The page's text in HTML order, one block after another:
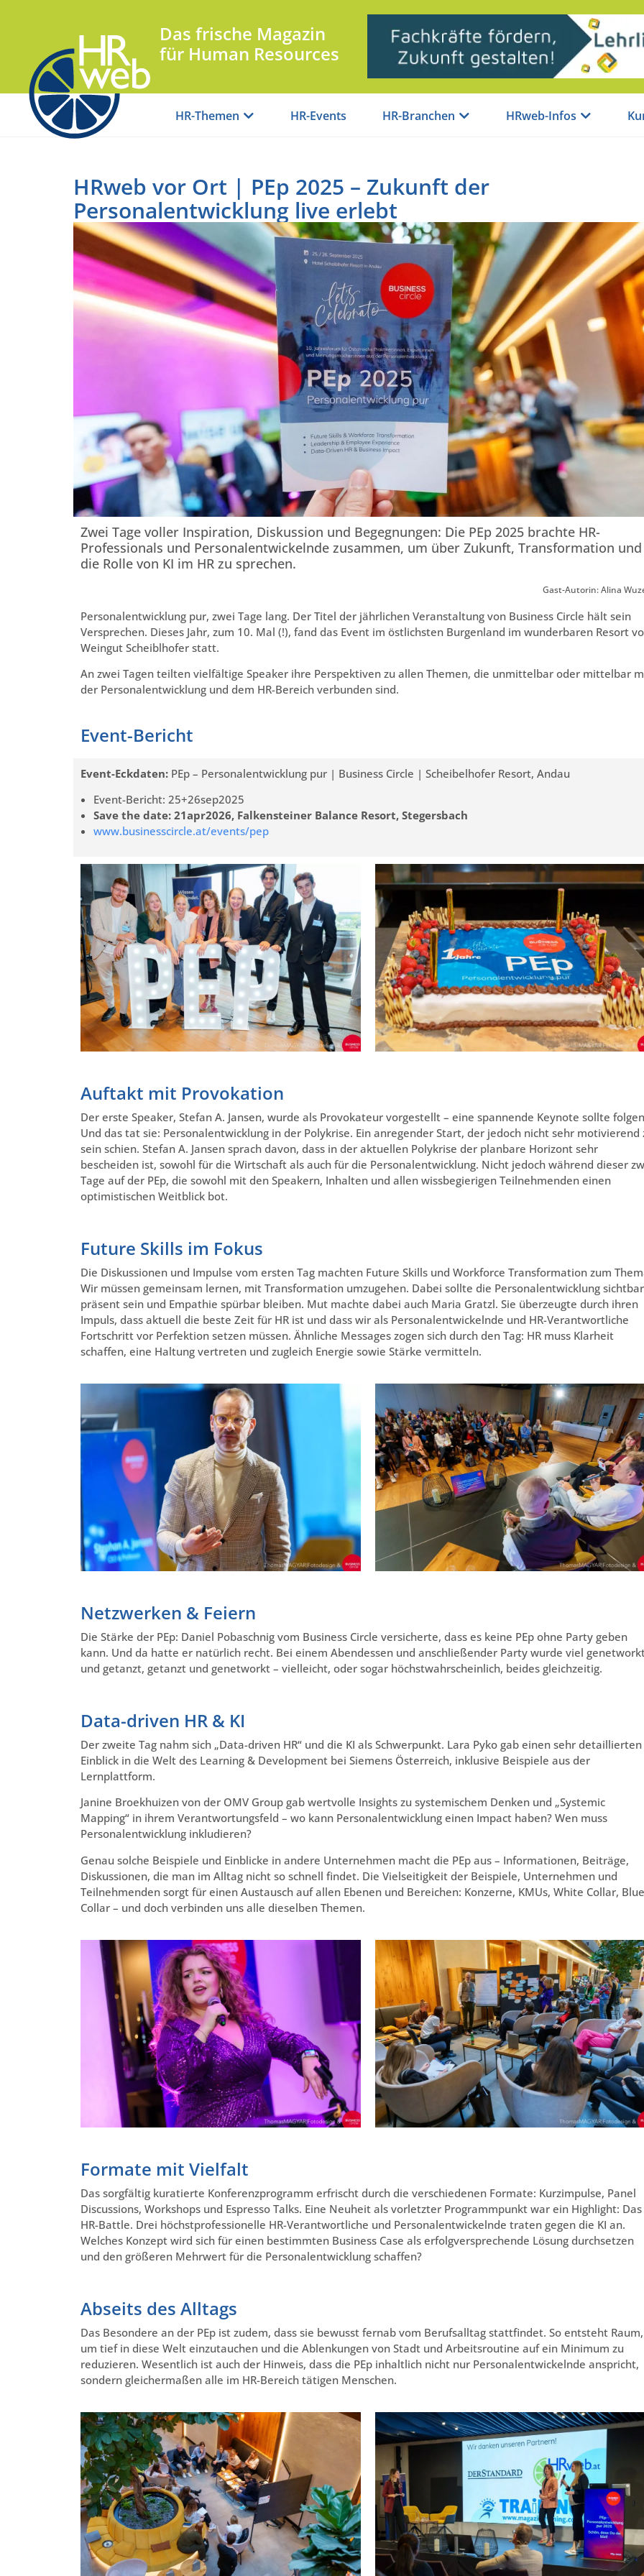
Das frische Magazin
für Human Resources
HR-Themen HR-Events HR-Branchen HRweb-Infos
HRweb vor Ort | PEp 2025 – Zukunft der
Personalentwicklung live erlebt
Zwei Tage voller Inspiration, Diskussion und Begegnungen: Die PEp 2025 brachte HR-
Professionals und Personalentwickelnde zusammen, um über Zukunft, Transformation und
die Rolle von KI im HR zu sprechen.
Gast-Autorin: Alina
Personalentwicklung pur, zwei Tage lang. Der Titel der jährlichen Veranstaltung von Business Circle hält sein
Versprechen. Dieses Jahr, zum 10. Mal (!), fand das Event im östlichsten Burgenland im wunderbaren Resort
Weingut Scheiblhofer statt.
An zwei Tagen teilten vielfältige Speaker ihre Perspektiven zu allen Themen, die unmittelbar oder mittelbar
der Personalentwicklung und dem HR-Bereich verbunden sind.
Event-Bericht
Event-Eckdaten: PEp – Personalentwicklung pur | Business Circle | Scheibelhofer Resort, Andau
Event-Bericht: 25+26sep2025
Save the date: 21apr2026, Falkensteiner Balance Resort, Stegersbach
www.businesscircle.at/events/pep
Auftakt mit Provokation
Der erste Speaker, Stefan A. Jansen, wurde als Provokateur vorgestellt – eine spannende Keynote sollte
Und das tat sie: Personalentwicklung in der Polykrise. Ein anregender Start, der jedoch nicht sehr motivierend
sein schien. Stefan A. Jansen sprach davon, dass in der aktuellen Polykrise der planbare Horizont sehr
bescheiden ist, sowohl für die Wirtschaft als auch für die Personalentwicklung. Nicht jedoch während dieser
Tage auf der PEp, die sowohl mit den Speakern, Inhalten und allen wissbegierigen Teilnehmenden einen
optimistischen Weitblick bot.
Future Skills im Fokus
Die Diskussionen und Impulse vom ersten Tag machten Future Skills und Workforce Transformation zum
Wir müssen gemeinsam lernen, mit Transformation umzugehen. Dabei sollte die Personalentwicklung sichtbar
präsent sein und Empathie spürbar bleiben. Mut machte dabei auch Maria Gratzl. Sie überzeugte durch ihren
Impuls, dass aktuell die beste Zeit für HR ist und dass wir als Personalentwickelnde und HR-Verantwortliche
Fortschritt vor Perfektion setzen müssen. Ähnliche Messages zogen sich durch den Tag: HR muss Klarheit
schaffen, eine Haltung vertreten und zugleich Energie sowie Stärke vermitteln.
Netzwerken & Feiern
Die Stärke der PEp: Daniel Pobaschnig vom Business Circle versicherte, dass es keine PEp ohne Party geben
kann. Und da hatte er natürlich recht. Bei einem Abendessen und anschließender Party wurde viel
und getanzt, getanzt und genetworkt – vielleicht, oder sogar höchstwahrscheinlich, beides gleichzeitig.
Data-driven HR & KI
Der zweite Tag nahm sich „Data-driven HR“ und die KI als Schwerpunkt. Lara Pyko gab einen sehr detaillierten
Einblick in die Welt des Learning & Development bei Siemens Österreich, inklusive Beispiele aus der
Lernplattform.
Janine Broekhuizen von der OMV Group gab wertvolle Insights zu systemischem Denken und „Systemic
Mapping“ in ihrem Verantwortungsfeld – wo kann Personalentwicklung einen Impact haben? Wen muss
Personalentwicklung inkludieren?
Genau solche Beispiele und Einblicke in andere Unternehmen macht die PEp aus – Informationen, Beiträge,
Diskussionen, die man im Alltag nicht so schnell findet. Die Vielseitigkeit der Beispiele, Unternehmen und
Teilnehmenden sorgt für einen Austausch auf allen Ebenen und Bereichen: Konzerne, KMUs, White Collar, Blue
Collar – und doch verbinden uns alle dieselben Themen.
Formate mit Vielfalt
Das sorgfältig kuratierte Konferenzprogramm erfrischt durch die verschiedenen Formate: Kurzimpulse, Panel
Discussions, Workshops und Espresso Talks. Eine Neuheit als vorletzter Programmpunkt war ein Highlight: Das
HR-Battle. Drei höchstprofessionelle HR-Verantwortliche und Personalentwickelnde traten gegen die KI an.
Welches Konzept wird sich für einen bestimmten Business Case als erfolgversprechende Lösung durchsetzen
und den größeren Mehrwert für die Personalentwicklung schaffen?
Abseits des Alltags
Das Besondere an der PEp ist zudem, dass sie bewusst fernab vom Berufsalltag stattfindet. So entsteht Raum,
um tief in diese Welt einzutauchen und die Ablenkungen von Stadt und Arbeitsroutine auf ein Minimum zu
reduzieren. Wesentlich ist auch der Hinweis, dass die PEp inhaltlich nicht nur Personalentwickelnde anspricht,
sondern gleichermaßen alle im HR-Bereich tätigen Menschen.